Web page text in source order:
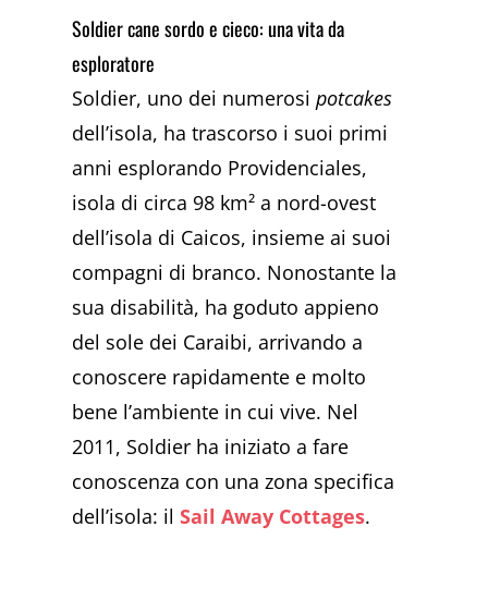
Soldier cane sordo e cieco: una vita da
esploratore
Soldier, uno dei numerosipotcakes
dell’isola, ha trascorso i suoi primi
anni esplorando Providenciales,
isola di circa 98 km² a nord-ovest
dell’isola di Caicos, insieme ai suoi
compagni di branco. Nonostante la
sua disabilità, ha goduto appieno
del sole dei Caraibi, arrivando a
conoscere rapidamente e molto
bene l’ambiente in cui vive. Nel
2011, Soldier ha iniziato a fare
conoscenza con una zona specifica
dell’isola: ilSail Away Cottages.